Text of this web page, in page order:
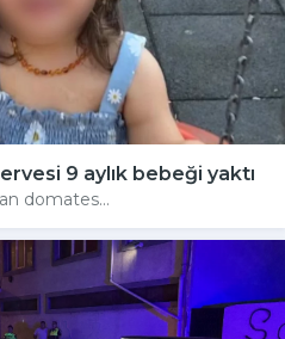
9 aylık bebeği yaktı
domates...